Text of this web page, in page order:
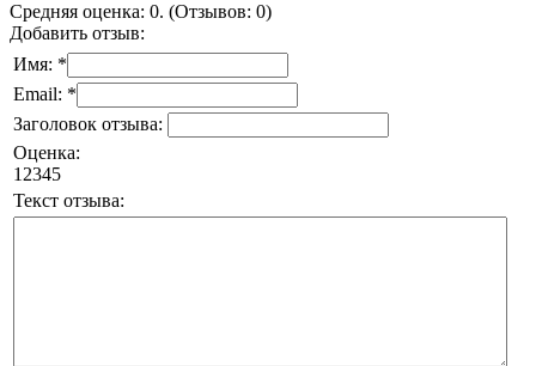
Средняя оценка: 0. (Отзывов: 0)
Добавить отзыв:
Имя: *
Email: *
Заголовок отзыва:
Оценка:
1 2345
Текст отзыва: